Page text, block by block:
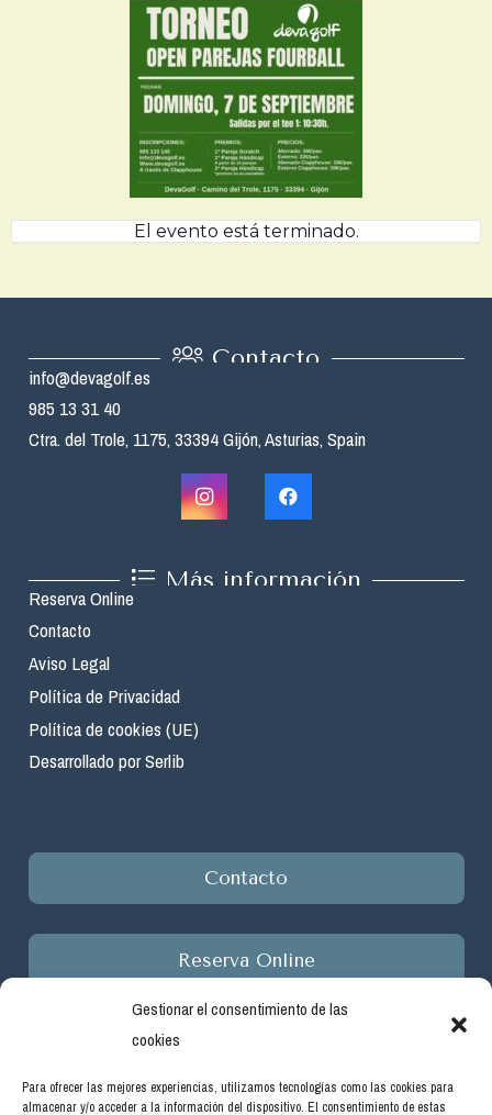
Gestionar el consentimiento de las
cookies
Para ofrecer las mejores experiencias, utilizamos tecnologías como las cookies para
almacenar y/o acceder a la información del dispositivo. El consentimiento de estas
El evento está terminado.
Contacto
info@devagolf.es
985 13 31 40
Ctra. del Trole, 1175, 33394 Gijón, Asturias, Spain
Más información
Reserva Online
Contacto
Aviso Legal
Política de Privacidad
Política de cookies (UE)
Desarrollado por Serlib
Contacto
Reserva Online